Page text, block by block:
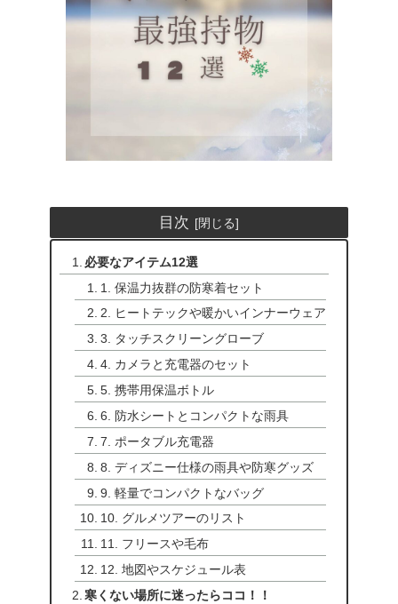
目次
必要なアイテム12選
1. 保温力抜群の防寒着セット
2. ヒートテックや暖かいインナーウェア
3. タッチスクリーングローブ
4. カメラと充電器のセット
5. 携帯用保温ボトル
6. 防水シートとコンパクトな雨具
7. ポータブル充電器
8. ディズニー仕様の雨具や防寒グッズ
9. 軽量でコンパクトなバッグ
10. グルメツアーのリスト
11. フリースや毛布
12. 地図やスケジュール表
寒くない場所に迷ったらココ！！